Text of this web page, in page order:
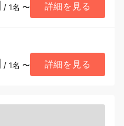
/ 1名 〜 詳細を見る
/ 1名 〜 詳細を見る